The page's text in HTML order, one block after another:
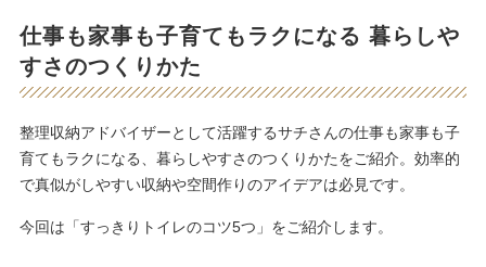
仕事も家事も子育てもラクになる 暮らしや
すさのつくりかた
整理収納アドバイザーとして活躍するサチさんの仕事も家事も子
育てもラクになる、暮らしやすさのつくりかたをご紹介。効率的
で真似がしやすい収納や空間作りのアイデアは必見です。
今回は「すっきりトイレのコツ5つ」をご紹介します。